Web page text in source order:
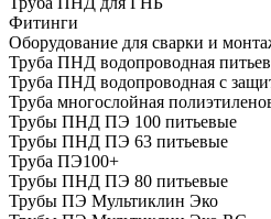
Фитинги
Оборудование для сварки и
Труба ПНД водопроводная
Труба ПНД водопроводная с
Труба многослойная
Трубы ПНД ПЭ 100 питьевые
Трубы ПНД ПЭ 63 питьевые
Труба ПЭ100+
Трубы ПНД ПЭ 80 питьевые
Трубы ПЭ Мультиклин Эко